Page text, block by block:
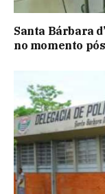
Santa Bárbara
no momento